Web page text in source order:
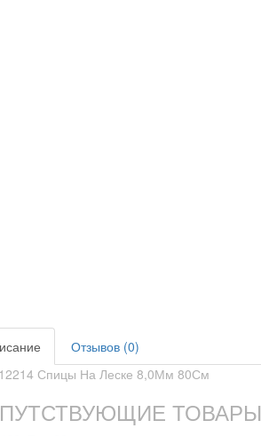
Отзывов (0)
Спицы На Леске 8,0Мм 80См
ТОВАРЫ